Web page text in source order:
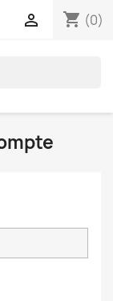
shopping_cart (0)
